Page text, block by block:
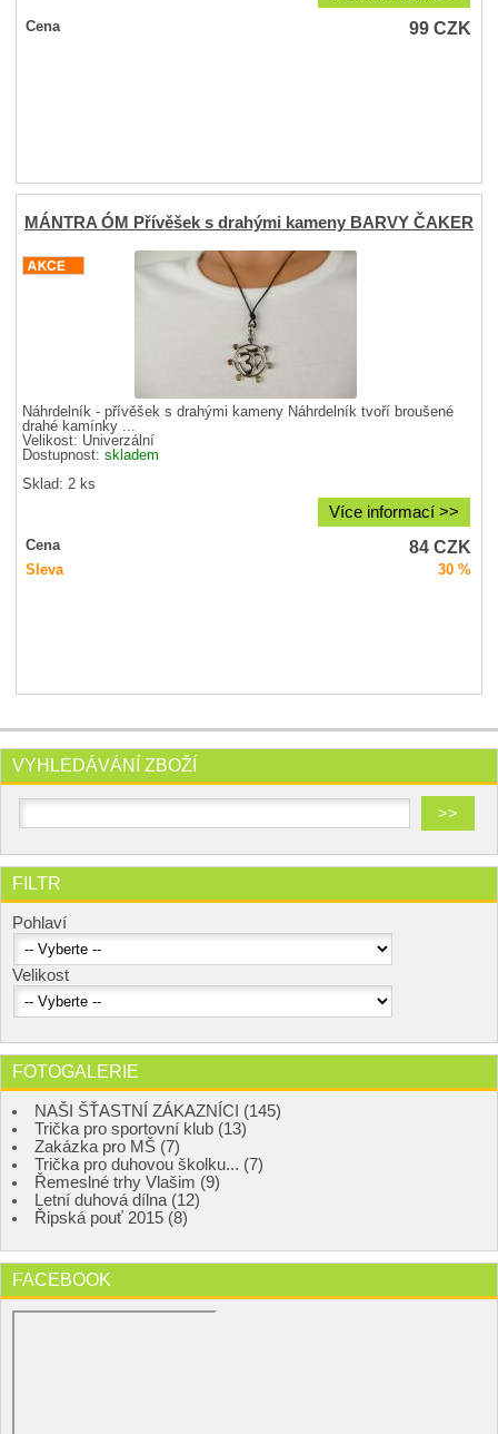
Cena 99CZK
MÁNTRA ÓM Přívěšek s drahými kameny BARVY ČAKER
Náhrdelník - přívěšek s drahými kameny Náhrdelník tvoří broušené
drahé kamínky ...
Velikost: Univerzální
Dostupnost:skladem
Sklad: 2 ks
Více informací >>
Cena 84CZK
Sleva 30 %
VYHLEDÁVÁNÍ ZBOŽÍ
FILTR
Pohlaví
Velikost
FOTOGALERIE
NAŠI ŠŤASTNÍ ZÁKAZNÍCI (145)
Trička pro sportovní klub (13)
Zakázka pro MŠ (7)
Trička pro duhovou školku... (7)
Řemeslné trhy Vlašim (9)
Letní duhová dílna (12)
Řipská pouť 2015 (8)
FACEBOOK